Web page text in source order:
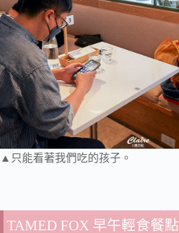
▲只能看著我們吃的孩子。
TAMED FOX 早午輕食餐點